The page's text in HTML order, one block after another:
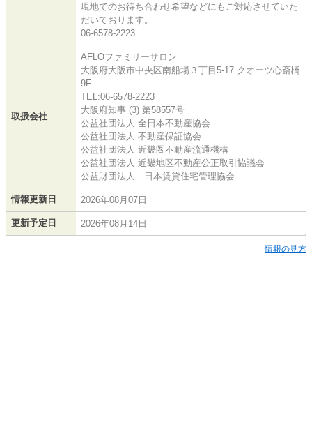
現地でのお待ち合わせ希望などにもご対応させていた
だいております。
06-6578-2223
取扱会社
AFLOファミリーサロン
大阪府大阪市中央区南船場３丁目5-17 クオーツ心斎橋
9F
TEL:06-6578-2223
大阪府知事 (3) 第58557号
公益社団法人 全日本不動産協会
公益社団法人 不動産保証協会
公益社団法人 近畿圏不動産流通機構
公益社団法人 近畿地区不動産公正取引協議会
公益財団法人 日本賃貸住宅管理協会
情報更新日 2026年08月07日
更新予定日 2026年08月14日
情報の見方